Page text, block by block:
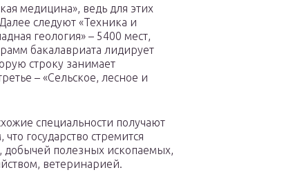
медицина», ведь для этих
следуют «Техника и
геология» – 5400 мест,
бакалавриата лидирует
строку занимает
– «Сельское, лесное и
специальности получают
государство стремится
добычей полезных ископаемых,
ветеринарией.